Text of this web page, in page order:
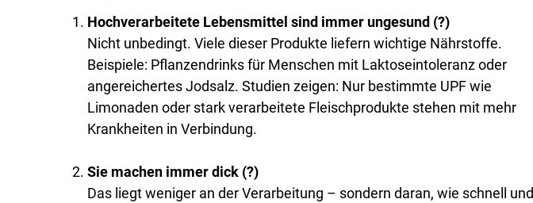
Hochverarbeitete Lebensmittel sind immer ungesund (?)
Nicht unbedingt. Viele dieser Produkte liefern wichtige Nährstoffe.
Beispiele: Pflanzendrinks für Menschen mit Laktoseintoleranz oder
angereichertes Jodsalz. Studien zeigen: Nur bestimmte UPF wie
Limonaden oder stark verarbeitete Fleischprodukte stehen mit mehr
Krankheiten in Verbindung.
Sie machen immer dick (?)
Das liegt weniger an der Verarbeitung – sondern daran, wie schnell und